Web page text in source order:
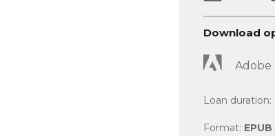
Download
Adobe
Loan duration:
Format: